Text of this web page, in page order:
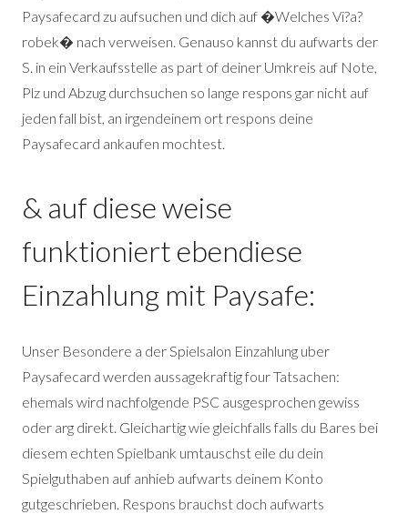
Paysafecard zu aufsuchen und dich auf �Welches Vi?a?
robek� nach verweisen. Genauso kannst du aufwarts der
S. in ein Verkaufsstelle as part of deiner Umkreis auf Note,
Plz und Abzug durchsuchen so lange respons gar nicht auf
jeden fall bist, an irgendeinem ort respons deine
Paysafecard ankaufen mochtest.
& auf diese weise
funktioniert ebendiese
Einzahlung mit Paysafe:
Unser Besondere a der Spielsalon Einzahlung uber
Paysafecard werden aussagekraftig four Tatsachen:
ehemals wird nachfolgende PSC ausgesprochen gewiss
oder arg direkt. Gleichartig wie gleichfalls falls du Bares bei
diesem echten Spielbank umtauschst eile du dein
Spielguthaben auf anhieb aufwarts deinem Konto
gutgeschrieben. Respons brauchst doch aufwarts